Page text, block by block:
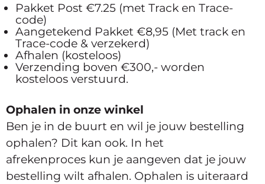
Pakket Post €7.25 (met Track en Trace-
code)
Aangetekend Pakket €8,95 (Met track en
Trace-code & verzekerd)
Afhalen (kosteloos)
Verzending boven €300,- worden
kosteloos verstuurd.
Ophalen in onze winkel
Ben je in de buurt en wil je jouw bestelling
ophalen? Dit kan ook. In het
afrekenproces kun je aangeven dat je jouw
bestelling wilt afhalen. Ophalen is uiteraard